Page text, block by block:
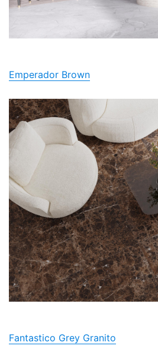
Emperador Brown
Fantastico Grey Granito